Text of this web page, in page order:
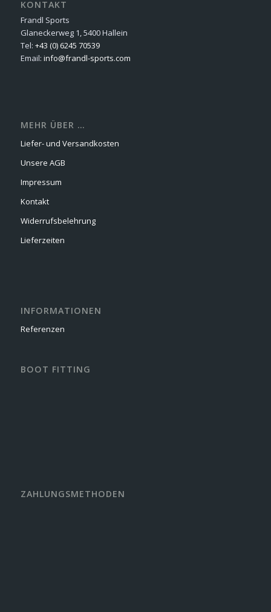
KONTAKT
Frandl Sports
Glaneckerweg 1, 5400 Hallein
Tel: +43 (0) 6245 70539
Email: info@frandl-sports.com
MEHR ÜBER …
Liefer- und Versandkosten
Unsere AGB
Impressum
Kontakt
Widerrufsbelehrung
Lieferzeiten
INFORMATIONEN
Referenzen
BOOT FITTING
ZAHLUNGSMETHODEN